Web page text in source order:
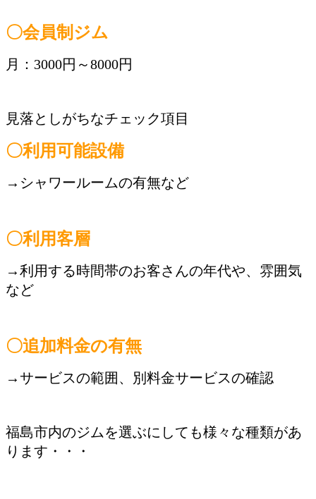
〇会員制ジム
月：3000円～8000円
見落としがちなチェック項目
〇利用可能設備
→シャワールームの有無など
〇利用客層
→利用する時間帯のお客さんの年代や、雰囲気
など
〇追加料金の有無
→サービスの範囲、別料金サービスの確認
福島市内のジムを選ぶにしても様々な種類があ
ります・・・